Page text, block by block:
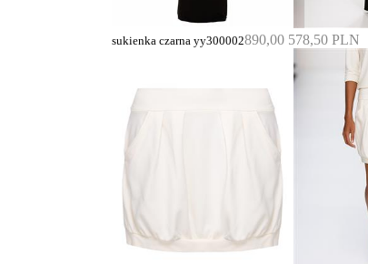
sukienka czarna yy300002890,00 578,50 PLN